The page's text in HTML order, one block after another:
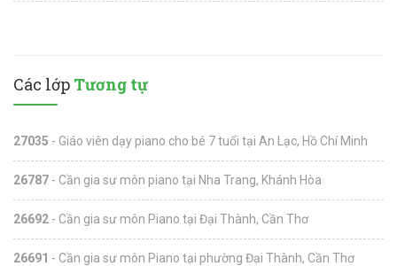
Các lớp Tương tự
27035 - Giáo viên dạy piano cho bé 7 tuổi tại An Lạc, Hồ Chí Minh
26787 - Cần gia sư môn piano tại Nha Trang, Khánh Hòa
26692 - Cần gia sư môn Piano tại Đại Thành, Cần Thơ
26691 - Cần gia sư môn Piano tại phường Đại Thành, Cần Thơ